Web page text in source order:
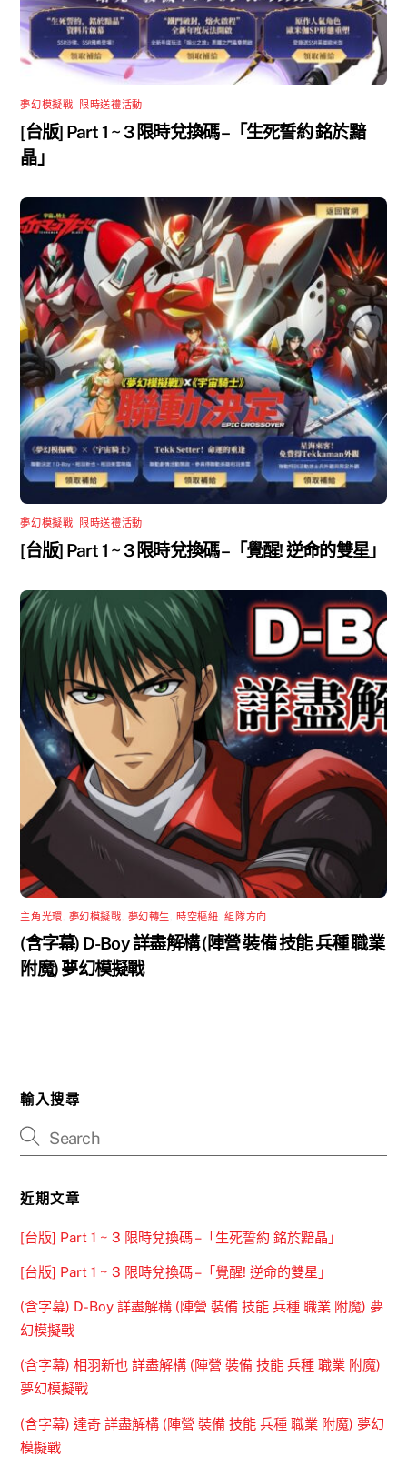
夢幻模擬戰 限時送禮活動
[台版] Part 1 ~ 3 限時兌換碼 –「生死誓約 銘於黯
晶」
夢幻模擬戰 限時送禮活動
[台版] Part 1 ~ 3 限時兌換碼 –「覺醒! 逆命的雙星」
主角光環 夢幻模擬戰 夢幻轉生 ,時空樞紐 ,組隊方向
(含字幕) D-Boy 詳盡解構 (陣營 裝備 技能 兵種 職業
附魔) 夢幻模擬戰
輸入搜尋
近期文章
[台版] Part 1 ~ 3 限時兌換碼 –「生死誓約 銘於黯晶」
[台版] Part 1 ~ 3 限時兌換碼 –「覺醒! 逆命的雙星」
(含字幕) D-Boy 詳盡解構 (陣營 裝備 技能 兵種 職業 附魔) 夢
幻模擬戰
(含字幕) 相羽新也 詳盡解構 (陣營 裝備 技能 兵種 職業 附魔)
夢幻模擬戰
(含字幕) 達奇 詳盡解構 (陣營 裝備 技能 兵種 職業 附魔) 夢幻
模擬戰